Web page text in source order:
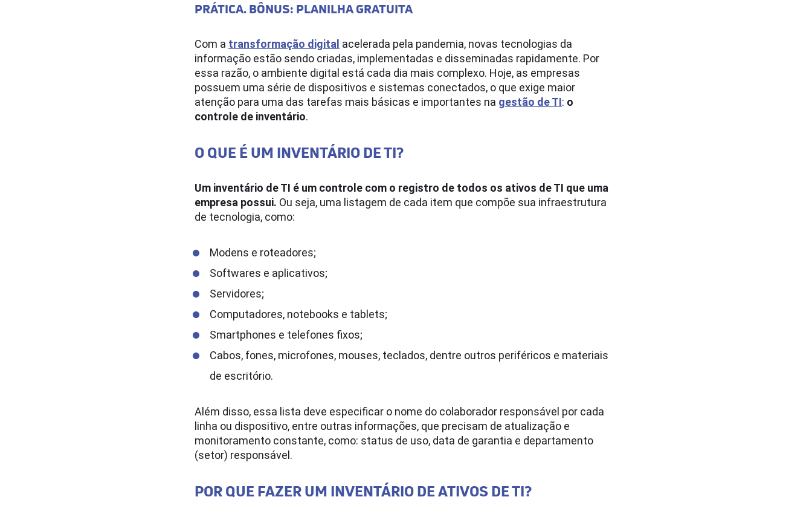
PRÁTICA. BÔNUS: PLANILHA GRATUITA
Com a transformação digital acelerada pela pandemia, novas tecnologias da
informação estão sendo criadas, implementadas e disseminadas rapidamente. Por
essa razão, o ambiente digital está cada dia mais complexo. Hoje, as empresas
possuem uma série de dispositivos e sistemas conectados, o que exige maior
atenção para uma das tarefas mais básicas e importantes na gestão de TI: o
controle de inventário.
O QUE É UM INVENTÁRIO DE TI?
Um inventário de TI é um controle com o registro de todos os ativos de TI que uma
empresa possui. Ou seja, uma listagem de cada item que compõe sua infraestrutura
de tecnologia, como:
Modens e roteadores;
Softwares e aplicativos;
Servidores;
Computadores, notebooks e tablets;
Smartphones e telefones fixos;
Cabos, fones, microfones, mouses, teclados, dentre outros periféricos e materiais
de escritório.
Além disso, essa lista deve especificar o nome do colaborador responsável por cada
linha ou dispositivo, entre outras informações, que precisam de atualização e
monitoramento constante, como: status de uso, data de garantia e departamento
(setor) responsável.
POR QUE FAZER UM INVENTÁRIO DE ATIVOS DE TI?